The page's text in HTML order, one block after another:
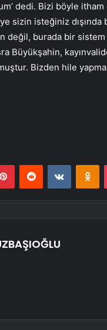
dedi. Bizi böyle
sizin isteğiniz
değil, burada bir sistem
Bizden hile
PinterestReddit